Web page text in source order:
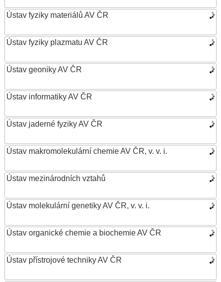
Ústav fyziky materiálů AV ČR
Ústav fyziky plazmatu AV ČR
Ústav geoniky AV ČR
Ústav informatiky AV ČR
Ústav jaderné fyziky AV ČR
Ústav makromolekulární chemie AV ČR, v. v. i.
Ústav mezinárodních vztahů
Ústav molekulární genetiky AV ČR, v. v. i.
Ústav organické chemie a biochemie AV ČR
Ústav přístrojové techniky AV ČR